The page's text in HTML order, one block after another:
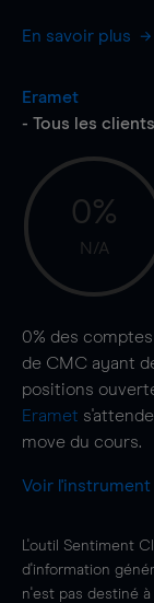
En savoir plus
Eramet
- Tous les clients
0%
N/A
0% des
de CMC ayant
positions
Eramet
move du cours.
Voir l'instrument
L'outil Sentiment
d'information
n'est pas destiné